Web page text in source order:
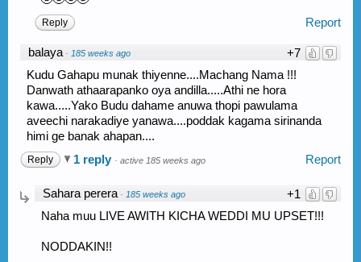
Report
Reply
+7
balaya · 185 weeks ago
Kudu Gahapu munak thiyenne....Machang Nama !!!
Danwath athaarapanko oya andilla.....Athi ne hora
kawa.....Yako Budu dahame anuwa thopi pawulama
aveechi narakadiye yanawa....poddak kagama sirinanda
himi ge banak ahapan....
Report
Reply 1 reply · active 185 weeks ago
+1
Sahara perera · 185 weeks ago
Naha muu LIVE AWITH KICHA WEDDI MU UPSET!!!
NODDAKIN!!